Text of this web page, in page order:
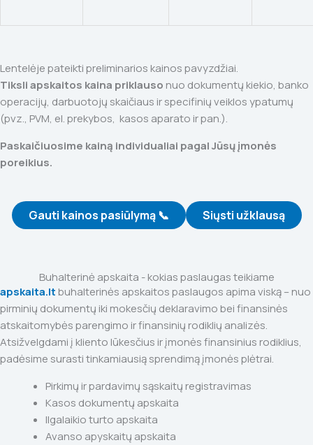
Lentelėje pateikti preliminarios kainos pavyzdžiai.
Tiksli apskaitos kaina priklauso nuo dokumentų kiekio, banko
operacijų, darbuotojų skaičiaus ir specifinių veiklos ypatumų
(pvz., PVM, el. prekybos, kasos aparato ir pan.).
Paskaičiuosime kainą individualiai pagal Jūsų įmonės
poreikius.
Gauti kainos pasiūlymą 📞 Siųsti užklausą
Buhalterinė apskaita - kokias paslaugas teikiame
apskaita.ltbuhalterinės apskaitos paslaugos apima viską – nuo
pirminių dokumentų iki mokesčių deklaravimo bei finansinės
atskaitomybės parengimo ir finansinių rodiklių analizės.
Atsižvelgdami į kliento lūkesčius ir įmonės finansinius rodiklius,
padėsime surasti tinkamiausią sprendimą įmonės plėtrai.
Pirkimų ir pardavimų sąskaitų registravimas
Kasos dokumentų apskaita
Ilgalaikio turto apskaita
Avanso apyskaitų apskaita